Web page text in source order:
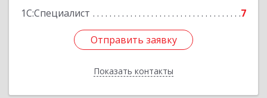
1С:Специалист
7
Отправить заявку
Показать контакты
Отправить заявку
Назад